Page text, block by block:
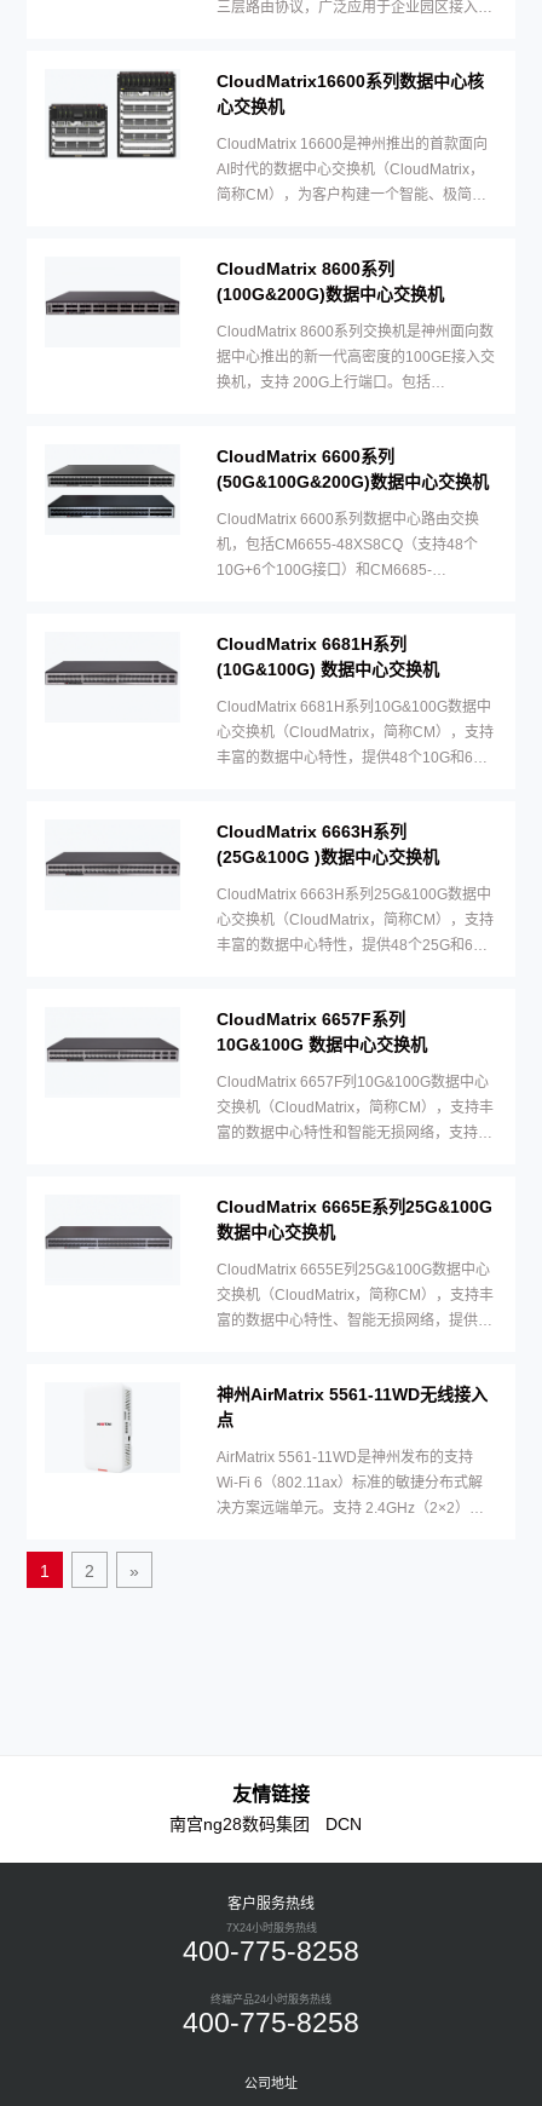
三层路由协议，广泛应用于企业园区接入等
CloudMatrix16600系列数据中心核
心交换机
CloudMatrix 16600是神州推出的首款面向
AI时代的数据中心交换机（CloudMatrix，
简称CM），为客户构建一个智能、极简、
CloudMatrix 8600系列
(100G&200G)数据中心交换机
CloudMatrix 8600系列交换机是神州面向数
据中心推出的新一代高密度的100GE接入交
换机，支持 200G上行端口。包括
CloudMatrix 6600系列
(50G&100G&200G)数据中心交换机
CloudMatrix 6600系列数据中心路由交换
机，包括CM6655-48XS8CQ（支持48个
10G+6个100G接口）和CM6685-
CloudMatrix 6681H系列
(10G&100G) 数据中心交换机
CloudMatrix 6681H系列10G&100G数据中
心交换机（CloudMatrix，简称CM），支持
丰富的数据中心特性，提供48个10G和6个
CloudMatrix 6663H系列
(25G&100G )数据中心交换机
CloudMatrix 6663H系列25G&100G数据中
心交换机（CloudMatrix，简称CM），支持
丰富的数据中心特性，提供48个25G和6个
CloudMatrix 6657F系列
10G&100G 数据中心交换机
CloudMatrix 6657F列10G&100G数据中心
交换机（CloudMatrix，简称CM），支持丰
富的数据中心特性和智能无损网络，支持48
CloudMatrix 6665E系列25G&100G
数据中心交换机
CloudMatrix 6655E列25G&100G数据中心
交换机（CloudMatrix，简称CM），支持丰
富的数据中心特性、智能无损网络，提供48
神州AirMatrix 5561-11WD无线接入
点
AirMatrix 5561-11WD是神州发布的支持
Wi-Fi 6（802.11ax）标准的敏捷分布式解
决方案远端单元。支持 2.4GHz（2×2）和
1 2 »
友情链接
南宫ng28数码集团 DCN
客户服务热线
7X24小时服务热线
400-775-8258
终端产品24小时服务热线
400-775-8258
公司地址